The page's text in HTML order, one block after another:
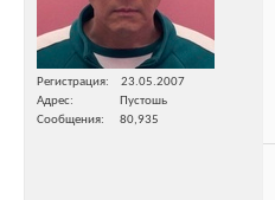
Регистрация
23.05.2007
Адрес
Пустошь
Сообщения
80,935